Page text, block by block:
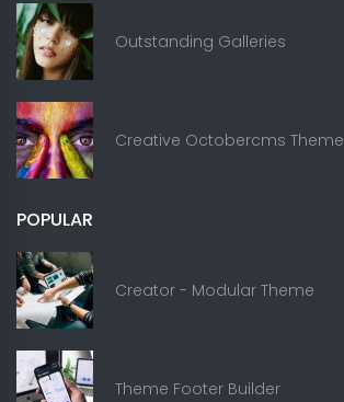
Outstanding Galleries
Creative Octobercms Theme
POPULAR
Creator - Modular Theme
Theme Footer Builder